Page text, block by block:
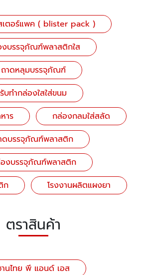
ตอร์แพค ( blister pack )
บรรจุภัณฑ์พลาสติกใส
ถาดหลุมบรรจุภัณฑ์
รับทำกล่องใสใส่ขนม
าร
กล่องกลมใส่สลัด
ดบรรจุภัณฑ์พลาสติก
งบรรจุภัณฑ์พลาสติก
ก
โรงงานผลิตแผงยา
ตราสินค้า
นไทย พี แอนด์ เอส